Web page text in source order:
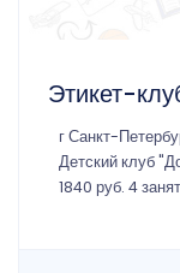
Этикет-
г Санкт-
Детский клуб
1840 руб. 4